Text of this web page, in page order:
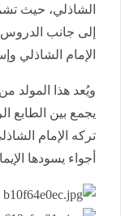
الشاذلي، حيث
إلى جانب
الإمام الشاذلي
ويُعد هذا المولد
يجمع بين الطابع
تركه الإمام
أجواء يسودها